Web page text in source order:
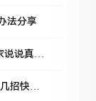
法分享
说说真实
招快速